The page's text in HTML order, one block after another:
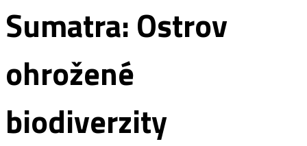
Sumatra: Ostrov
ohrožené
biodiverzity